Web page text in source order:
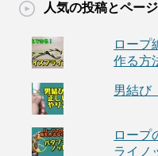
人気の投稿とページ
ロープ
作る方
男結び
ロープ
ライノ